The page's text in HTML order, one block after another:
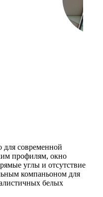
для современной
профилям, окно
углы и отсутствие
компаньоном для
белых